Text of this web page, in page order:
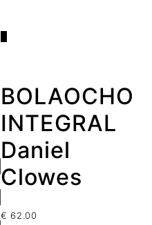
BOLAOCHO
INTEGRAL
Daniel
Clowes
€ 62.00